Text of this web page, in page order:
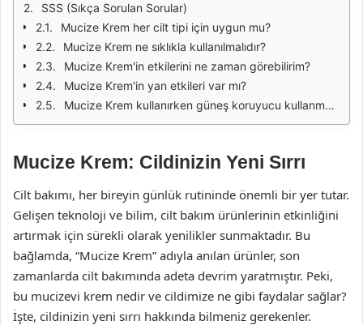
SSS (Sıkça Sorulan Sorular)
Mucize Krem her cilt tipi için uygun mu?
Mucize Krem ne sıklıkla kullanılmalıdır?
Mucize Krem'in etkilerini ne zaman görebilirim?
Mucize Krem'in yan etkileri var mı?
Mucize Krem kullanırken güneş koruyucu kullanmalı mıyım?
Mucize Krem: Cildinizin Yeni Sırrı
Cilt bakımı, her bireyin günlük rutininde önemli bir yer tutar.
Gelişen teknoloji ve bilim, cilt bakım ürünlerinin etkinliğini
artırmak için sürekli olarak yenilikler sunmaktadır. Bu
bağlamda, “Mucize Krem” adıyla anılan ürünler, son
zamanlarda cilt bakımında adeta devrim yaratmıştır. Peki,
bu mucizevi krem nedir ve cildimize ne gibi faydalar sağlar?
İşte, cildinizin yeni sırrı hakkında bilmeniz gerekenler.